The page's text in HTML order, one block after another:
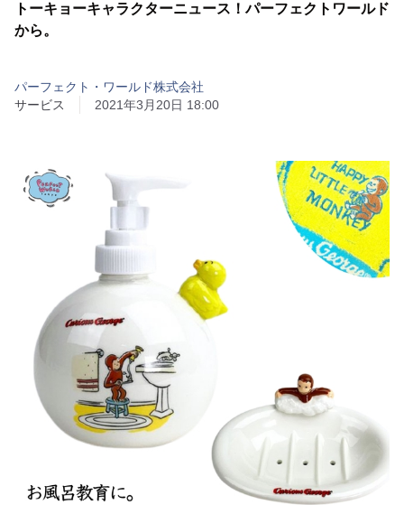
トーキョーキャラクターニュース！パーフェクトワールド
から。
パーフェクト・ワールド株式会社
サービス
2021年3月20日 18:00